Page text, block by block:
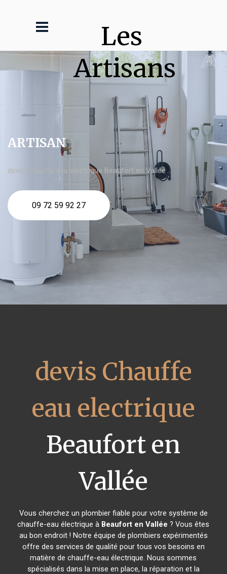
Les
Artisans
ARTISAN
devis Chauffe eau electrique Beaufort en Vallée
09 72 59 92 27
devis Chauffe
eau electrique
Beaufort en
Vallée
Vous cherchez un plombier fiable pour votre système de
chauffe-eau électrique à Beaufort en Vallée ? Vous êtes
au bon endroit ! Notre équipe de plombiers expérimentés
offre des services de qualité pour tous vos besoins en
matière de chauffe-eau électrique. Nous sommes
spécialisés dans la mise en place, la réparation et la